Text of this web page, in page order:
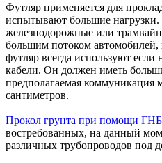
Футляр применяется для
испытывают большие
железнодорожные или
большим потоком автомобилей,
футляр всегда используют
кабели. Он должен иметь
предполагаемая коммуникация
сантиметров.
Прокол грунта при помощи ГНБ
востребованных, на данный
различных трубопроводов под